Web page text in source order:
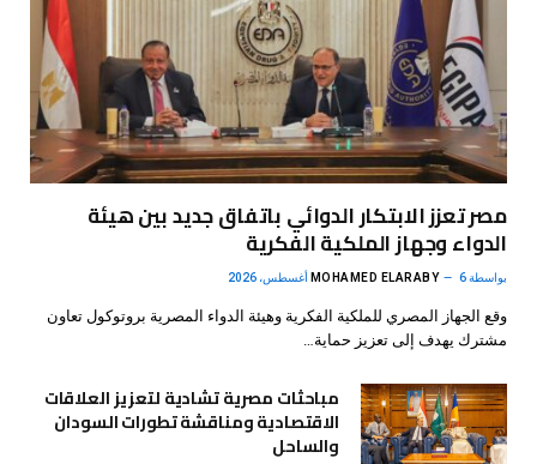
مصر تعزز الابتكار الدوائي باتفاق جديد بين هيئة
الدواء وجهاز الملكية الفكرية
بواسطة MOHAMED ELARABY 6 أغسطس، 2026
وقع الجهاز المصري للملكية الفكرية وهيئة الدواء المصرية بروتوكول تعاون
مشترك يهدف إلى تعزيز حماية…
مباحثات مصرية تشادية لتعزيز العلاقات
الاقتصادية ومناقشة تطورات السودان
والساحل